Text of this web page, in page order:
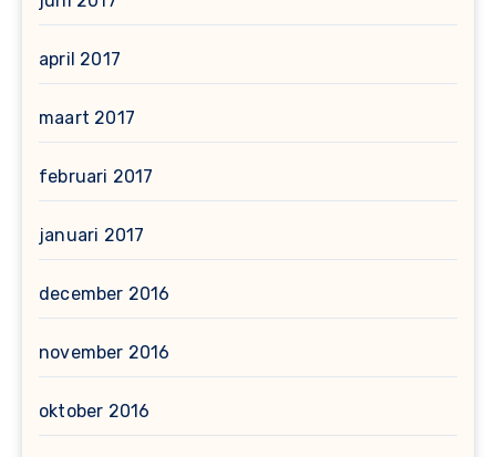
april 2017
maart 2017
februari 2017
januari 2017
december 2016
november 2016
oktober 2016